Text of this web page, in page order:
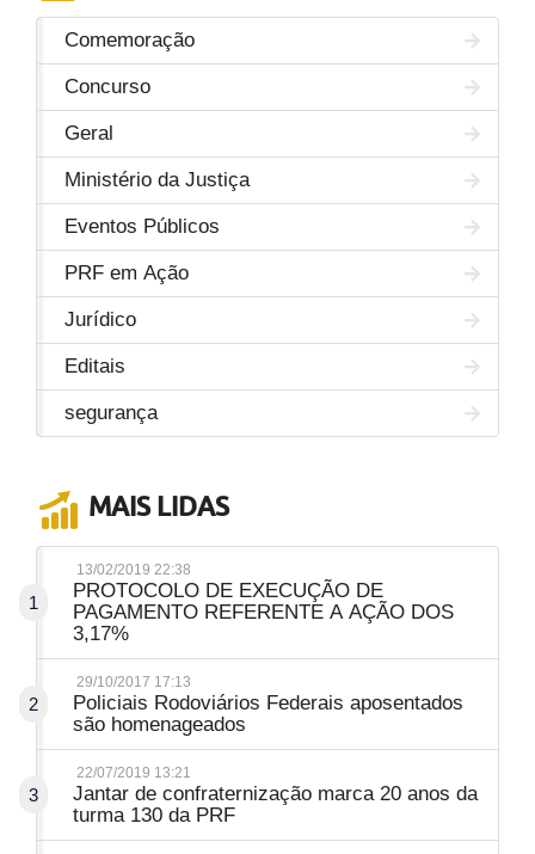
Comemoração
Concurso
Geral
Ministério da Justiça
Eventos Públicos
PRF em Ação
Jurídico
Editais
segurança
MAIS LIDAS
1
13/02/2019 22:38
PROTOCOLO DE EXECUÇÃO DE
PAGAMENTO REFERENTE A AÇÃO DOS
3,17%
2
29/10/2017 17:13
Policiais Rodoviários Federais aposentados
são homenageados
3
22/07/2019 13:21
Jantar de confraternização marca 20 anos da
turma 130 da PRF